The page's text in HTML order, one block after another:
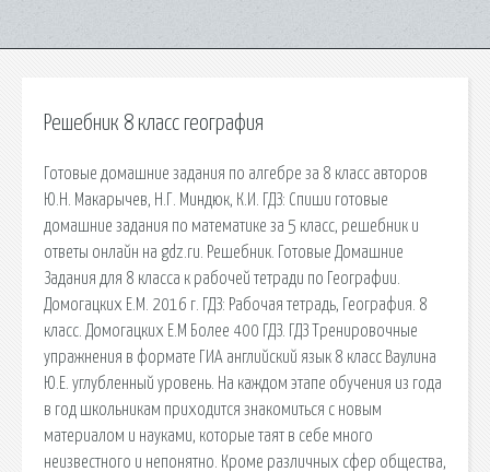
Решебник 8 класс география
Готовые домашние задания по алгебре за 8 класс авторов
Ю.Н. Макарычев, Н.Г. Миндюк, К.И. ГДЗ: Спиши готовые
домашние задания по математике за 5 класс, решебник и
ответы онлайн на gdz.ru. Решебник. Готовые Домашние
Задания для 8 класса к рабочей тетради по Географии.
Домогацких Е.М. 2016 г. ГДЗ: Рабочая тетрадь, География. 8
класс. Домогацких Е.М Более 400 ГДЗ. ГДЗ Тренировочные
упражнения в формате ГИА английский язык 8 класс Ваулина
Ю.Е. углубленный уровень. На каждом этапе обучения из года
в год школьникам приходится знакомиться с новым
материалом и науками, которые таят в себе много
неизвестного и непонятно. Кроме различных сфер общества,